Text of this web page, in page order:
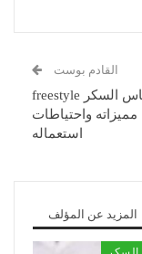
القادم بوست
جهاز قياس السكر freestyle
مميزاته واحتياطات
استعماله
المزيد عن المؤلف